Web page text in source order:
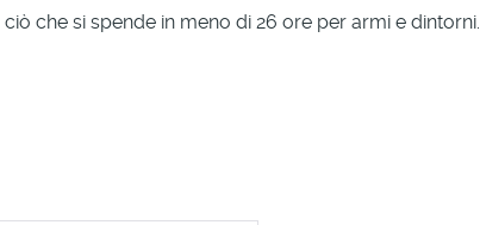
che si spende in meno di 26 ore per armi e dintorni.